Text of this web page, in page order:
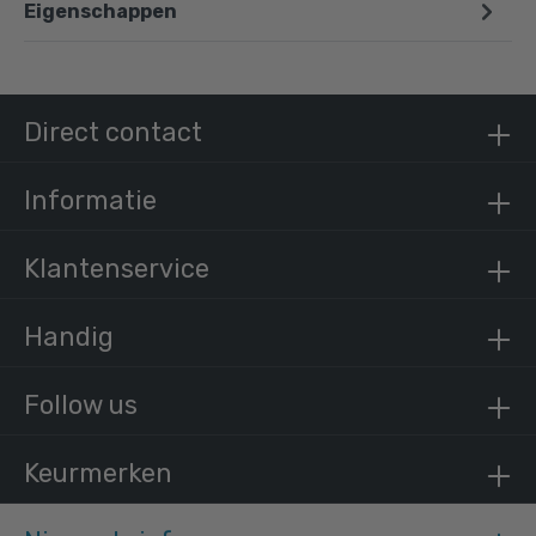
Eigenschappen
€ 1.330,64 incl. BTW
Follow us
Keurmerken
Direct contact
Informatie
Klantenservice
Handig